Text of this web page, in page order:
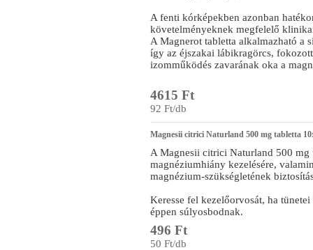
A fenti kórképekben azonban
követelményeknek megfelelő
A Magnerot tabletta alkalmazható a
így az éjszakai lábikragörcs,
izomműködés zavarának oka a
4615 Ft
92 Ft/db
Magnesii citrici Naturland 500 mg tabletta
A Magnesii citrici Naturland 500 mg
magnéziumhiány kezelésére,
magnézium-szükségletének
Keresse fel kezelőorvosát, ha
éppen súlyosbodnak.
496 Ft
50 Ft/db